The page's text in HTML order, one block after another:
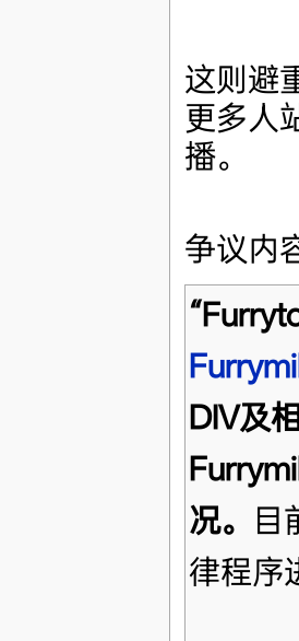
这则避
更多人
播。
争议内
DIV及
况。 目
律程序